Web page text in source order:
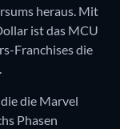
heraus. Mit
ist das MCU
Franchises die
die Marvel
Phasen